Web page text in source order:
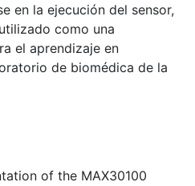
en la ejecución del sensor,
como una
el aprendizaje en
de biomédica de la
of the MAX30100